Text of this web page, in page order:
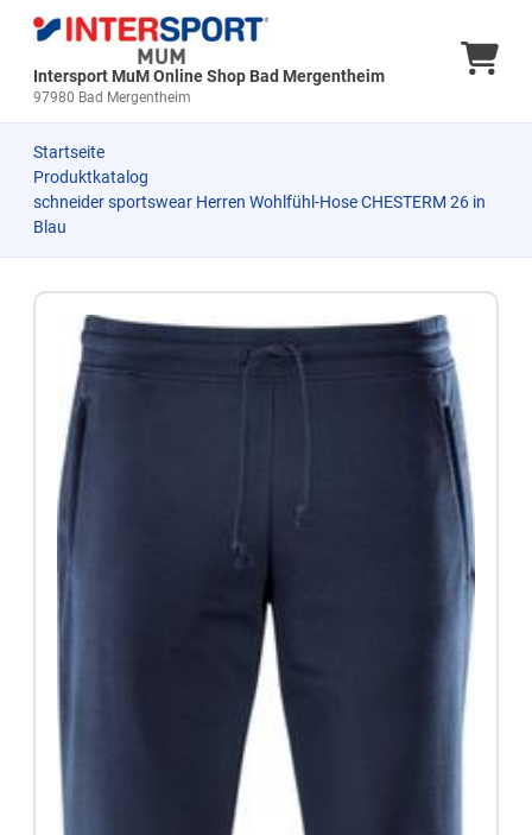
Intersport MuM Online Shop Bad Mergentheim
97980 Bad Mergentheim
Startseite
Produktkatalog
schneider sportswear Herren Wohlfühl-Hose CHESTERM 26 in
Blau